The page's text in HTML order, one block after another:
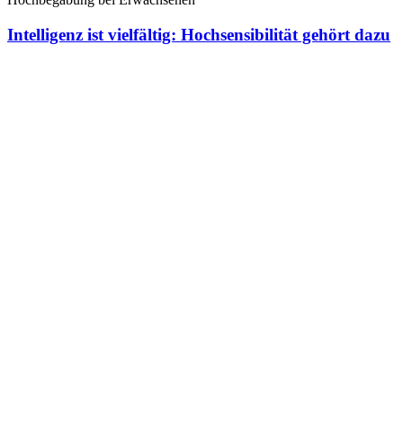
Intelligenz ist vielfältig: Hochsensibilität gehört dazu